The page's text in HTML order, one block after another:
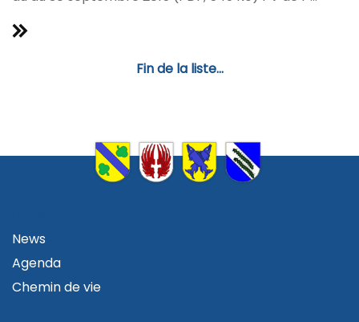
Fin de la liste...
News
Agenda
Chemin de vie